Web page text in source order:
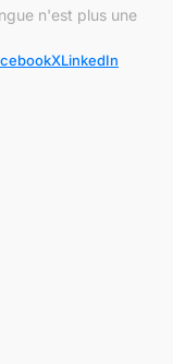
n'est plus une
XLinkedIn